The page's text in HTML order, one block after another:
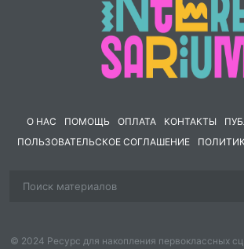
О НАС ПОМОЩЬ ОПЛАТА КОНТАКТЫ
ПОЛЬЗОВАТЕЛЬСКОЕ СОГЛАШЕНИЕ
© 2024 Ресурс для накопления первоклассных